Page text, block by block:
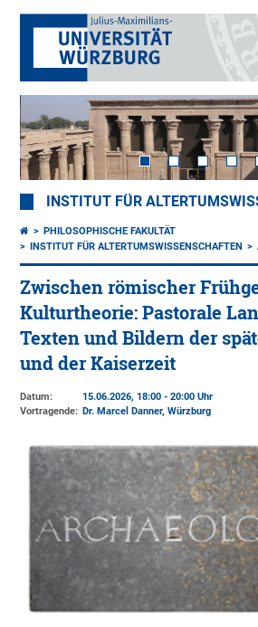
INSTITUT FÜR
PHILOSOPHISCHE FAKULTÄT
INSTITUT FÜR ALTERTUMSWISSENSCHAFTEN
Zwischen römischer
Kulturtheorie: Pastorale
Texten und Bildern der
und der Kaiserzeit
Datum:
15.06.2026, 18:00 - 20:00 Uhr
Vortragende: Dr. Marcel Danner, Würzburg